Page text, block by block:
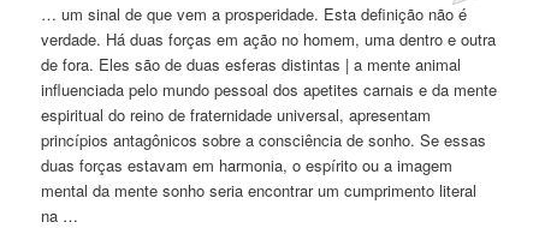
… um sinal de que vem a prosperidade. Esta definição não é
verdade. Há duas forças em ação no homem, uma dentro e outra
de fora. Eles são de duas esferas distintas | a mente animal
influenciada pelo mundo pessoal dos apetites carnais e da mente
espiritual do reino de fraternidade universal, apresentam
princípios antagônicos sobre a consciência de sonho. Se essas
duas forças estavam em harmonia, o espírito ou a imagem
mental da mente sonho seria encontrar um cumprimento literal
na …